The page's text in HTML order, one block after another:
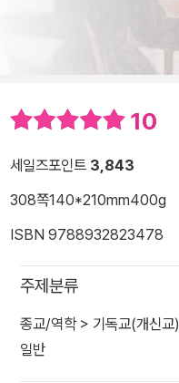
10
세일즈포인트 3,843
308쪽140*210mm400g
ISBN 9788932823478
주제분류
종교/역학> 기독교(개신교)
일반